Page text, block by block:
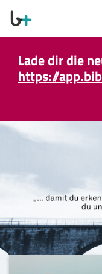
Lade dir die
https://